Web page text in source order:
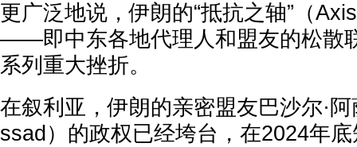
更广泛地说，伊朗的“抵抗之轴”（
——即中东各地代理人和盟友的松
系列重大挫折。
在叙利亚，伊朗的亲密盟友巴沙尔·
ssad）的政权已经垮台，在2024年